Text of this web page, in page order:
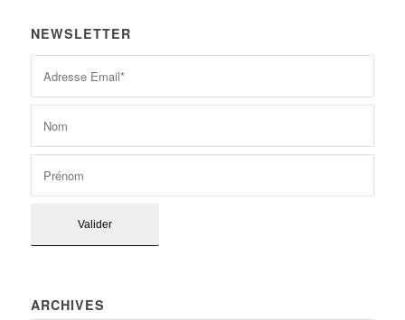
NEWSLETTER
ARCHIVES